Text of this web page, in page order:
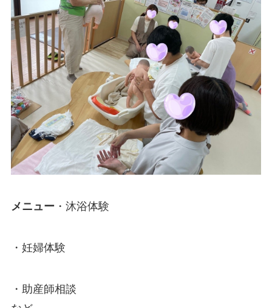
メニュー ・沐浴体験
・妊婦体験
・助産師相談